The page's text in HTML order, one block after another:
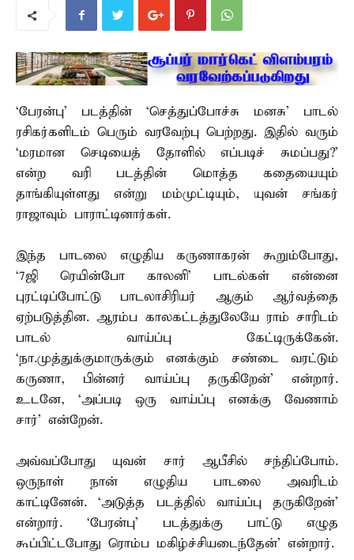
‘பேரன்பு’ படத்தின் ‘செத்துப்போச்சு மனசு’ பாடல்
ரசிகர்களிடம் பெரும் வரவேற்பு பெற்றது. இதில் வரும்
`மரமான செடியைத் தோளில் எப்படிச் சுமப்பது?’
என்ற வரி படத்தின் மொத்த கதையையும்
தாங்கியுள்ளது என்று மம்முட்டியும், யுவன் சங்கர்
ராஜாவும் பாராட்டினார்கள்.
இந்த பாடலை எழுதிய கருணாகரன் கூறும்போது,
‘7ஜி ரெயின்போ காலனி’ பாடல்கள் என்னை
புரட்டிப்போட்டு பாடலாசிரியர் ஆகும் ஆர்வத்தை
ஏற்படுத்தின. ஆரம்ப காலகட்டத்துலேயே ராம் சாரிடம்
பாடல் வாய்ப்பு கேட்டிருக்கேன்.
`நா.முத்துக்குமாருக்கும் எனக்கும் சண்டை வரட்டும்
கருணா, பின்னர் வாய்ப்பு தருகிறேன்’ என்றார்.
உடனே, `அப்படி ஒரு வாய்ப்பு எனக்கு வேணாம்
சார்’ என்றேன்.
அவ்வப்போது யுவன் சார் ஆபீசில் சந்திப்போம்.
ஒருநாள் நான் எழுதிய பாடலை அவரிடம்
காட்டினேன். `அடுத்த படத்தில் வாய்ப்பு தருகிறேன்’
என்றார். `பேரன்பு’ படத்துக்கு பாட்டு எழுத
கூப்பிட்டபோது ரொம்ப மகிழ்ச்சியடைந்தேன்’ என்றார்.